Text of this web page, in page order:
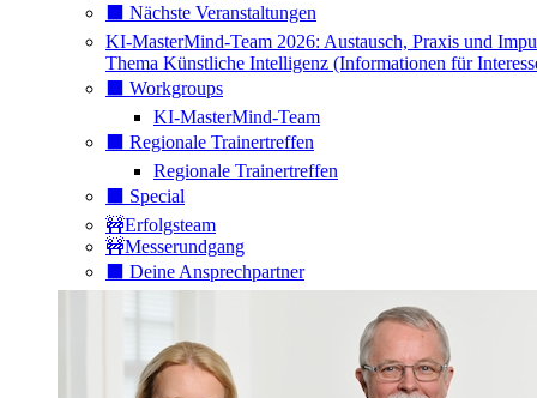
⬛️ Nächste Veranstaltungen
KI-MasterMind-Team 2026: Austausch, Praxis und
Thema Künstliche Intelligenz (Informationen für
⬛️ Workgroups
KI-MasterMind-Team
⬛️ Regionale Trainertreffen
Regionale Trainertreffen
⬛️ Special
🚧Erfolgsteam
🚧Messerundgang
⬛️ Deine Ansprechpartner